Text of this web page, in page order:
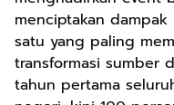
menciptakan dampak
satu yang paling
transformasi sumber
tahun pertama